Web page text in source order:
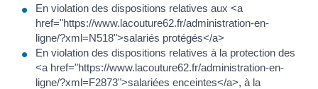
En violation des dispositions relatives aux <a
href="https://www.lacouture62.fr/administration-en-
ligne/?xml=N518">salariés protégés</a>
En violation des dispositions relatives à la protection des
<a href="https://www.lacouture62.fr/administration-en-
ligne/?xml=F2873">salariées enceintes</a>, à la